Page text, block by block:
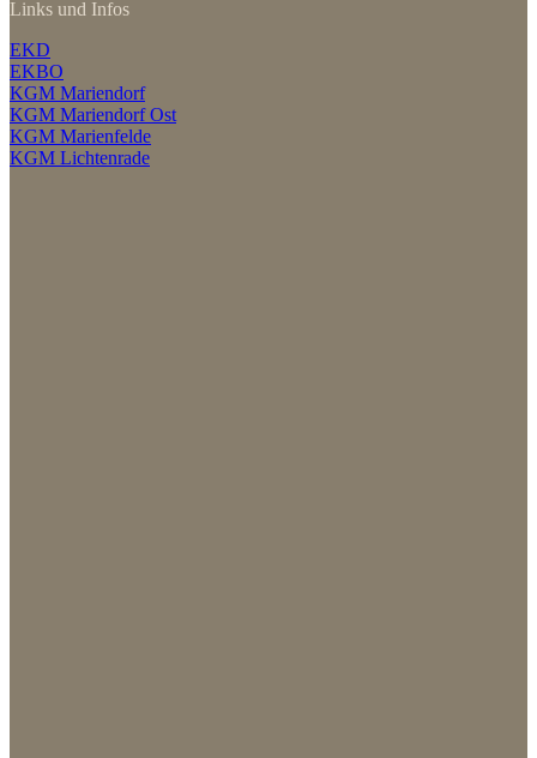
Links und Infos
EKD
EKBO
KGM Mariendorf
KGM Mariendorf Ost
KGM Marienfelde
KGM Lichtenrade